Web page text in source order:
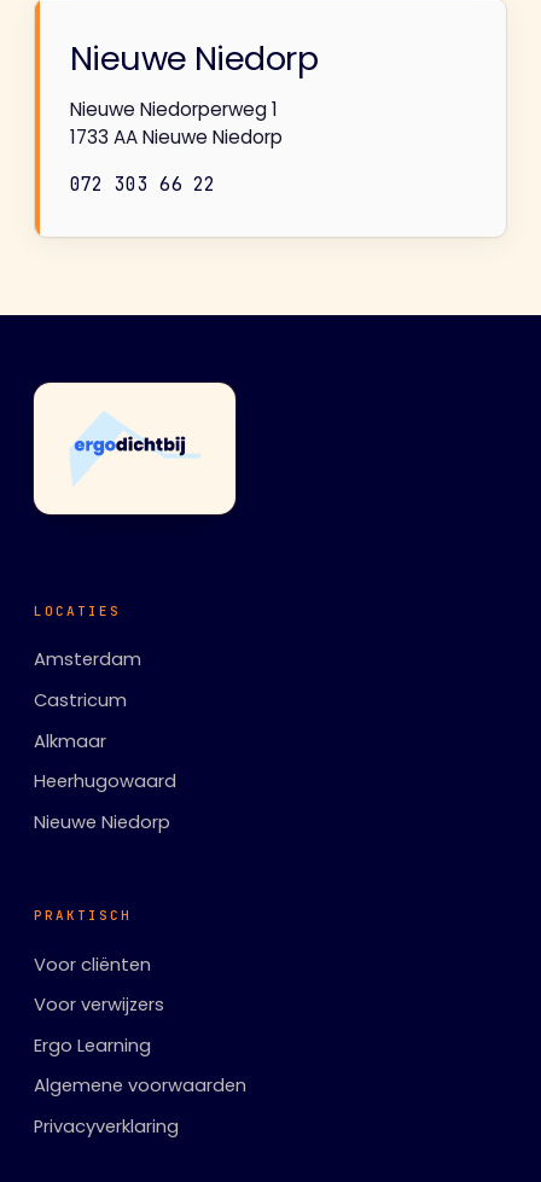
Nieuwe Niedorp
Nieuwe Niedorperweg 1
1733 AA Nieuwe Niedorp
072 303 66 22
LOCATIES
Amsterdam
Castricum
Alkmaar
Heerhugowaard
Nieuwe Niedorp
PRAKTISCH
Voor cliënten
Voor verwijzers
Ergo Learning
Algemene voorwaarden
Privacyverklaring